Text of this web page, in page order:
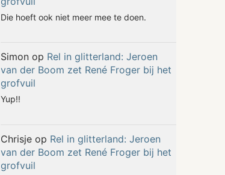
Die hoeft ook niet meer mee te doen.
Simonop Rel in glitterland: Jeroen
van der Boom zet René Froger bij het
grofvuil
Yup!!
Chrisjeop Rel in glitterland: Jeroen
van der Boom zet René Froger bij het
grofvuil